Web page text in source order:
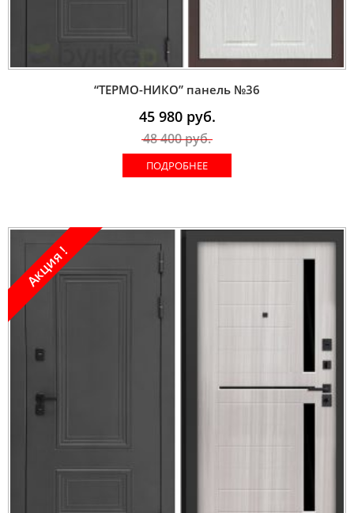
“ТЕРМО-НИКО” панель №36
45 980руб.
48 400руб.
ПОДРОБНЕЕ
Акция !